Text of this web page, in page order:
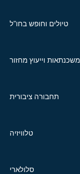
טיולים וחופש בחו"ל
משכנתאות וייעוץ מחזור
תחבורה ציבורית
טלוויזיה
סלולארי